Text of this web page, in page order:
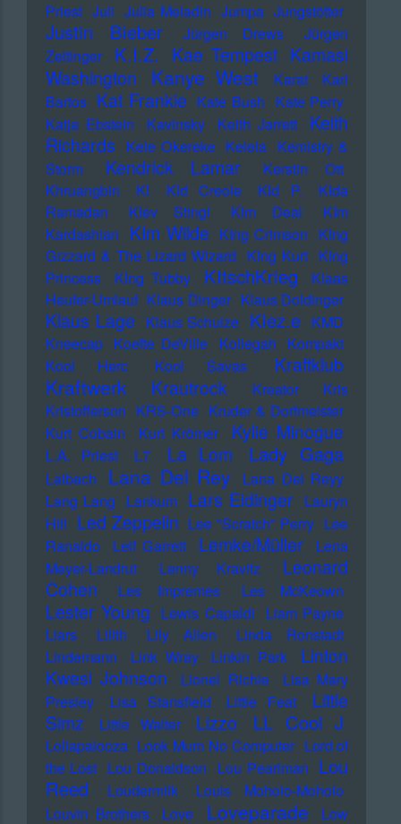
Priest Juli Julia Meladin Jumpa Jungstötter
Justin Bieber Jürgen Drews
Jürgen
Zeltinger
K.I.Z. Kae Tempest Kamasi
Washington
Kanye West Karat
Karl
Bartos Kat Frankie Kate Bush Kate Perry
Katja Ebstein
Kavinsky Keith Jarrett
Keith
Richards Kele Okereke Kelela Kemistry &
Storm
Kendrick Lamar
Kerstin Ott
Khruangbin
KI KId Creole KId P.
KIda
Ramadan
KIev Stingl KIm Deal
KIm
Kardashian KIm Wilde KIng Crimson KIng
Gizzard & The Lizard Wizard KIng Kurt KIng
Princess
KIng Tubby KItschKrieg
Klaas
Heufer-Umlauf Klaus Dinger Klaus Doldinger
Klaus Lage Klaus Schulze Klez.e KMD
Kneecap Koefte DeVille Kollegah Kompakt
Kool Herc
Kool Savas Kraftklub
Kraftwerk Krautrock Kreator
Kris
Kristofferson KRS-One Kruder & Dorfmeister
Kurt Cobain
Kurt Krömer Kylie Minogue
L.A. Priest L7 La Lom Lady Gaga
Laibach Lana Del Rey
Lana Del Reyy
Lang Lang Lankum Lars Eidinger Lauryn
Hill Led Zeppelin Lee "Scratch" Perry Lee
Ranaldo
Leif Garrett Lemke/Müller
Lena
Meyer-Landrut
Lenny Kravitz
Leonard
Cohen
Les Impremes Les McKeown
Lester Young Lewis Capaldi Liam Payne
Liars
Lilith Lily Allen
Linda Ronstadt
Lindemann
Link Wray Linkin Park
Linton
Kwesi Johnson
Lionel Richie
Lisa Mary
Presley
Lisa Stansfield Little Feat
Little
Simz
Little Walter Lizzo LL Cool J
Lollapalooza Look Mum No Computer Lord of
the Lost Lou Donaldson Lou Pearlman Lou
Reed
Loudermilk
Louis Moholo-Moholo
Louvin Brothers
Love Loveparade
Low